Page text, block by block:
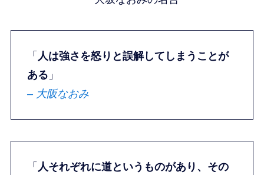
「 人は強さを怒りと誤解してしまうことが
ある 」
– 大阪なおみ
「 人それぞれに道というものがあり、その